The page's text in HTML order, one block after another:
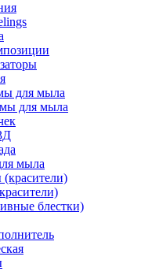
для мыла
для мыла
мыла
блестки)